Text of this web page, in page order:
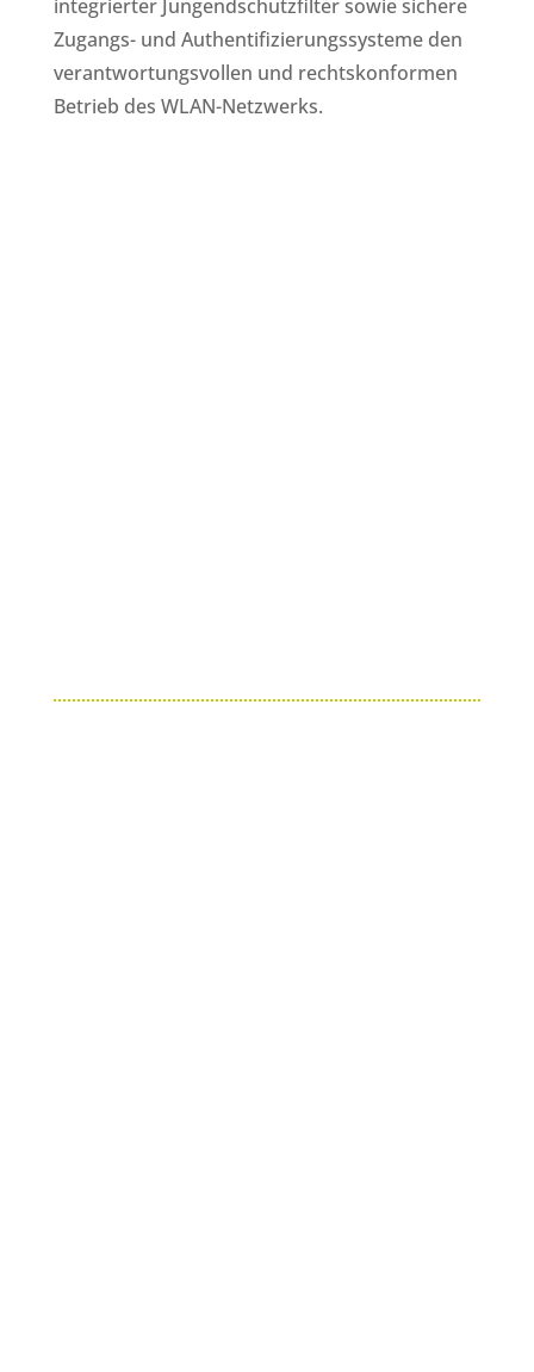
integrierter Jungendschutzfilter sowie sichere
Zugangs- und Authentifizierungssysteme den
verantwortungsvollen und rechtskonformen
Betrieb des WLAN-Netzwerks.